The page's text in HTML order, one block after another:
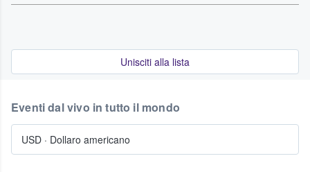
Unisciti alla lista
Eventi dal vivo in tutto il mondo
USD · Dollaro americano